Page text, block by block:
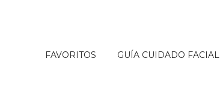
FAVORITOS GUÍA CUIDADO FACIAL